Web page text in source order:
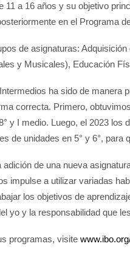
11 a 16 años y su objetivo
en el Programa
de asignaturas:
y Musicales), Educación
ha sido de
correcta. Primero,
y I medio. Luego, el 2023
de unidades en 5° y 6°,
de una nueva
impulse a utilizar variadas
los objetivos de
yo y la responsabilidad que
programas, visite